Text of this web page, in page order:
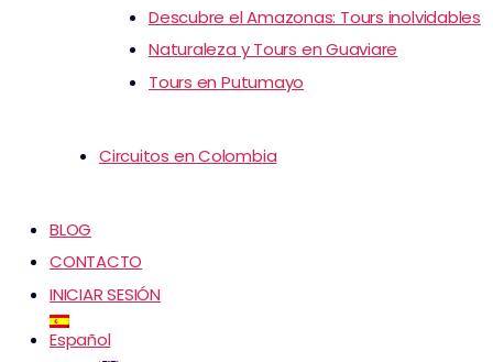
Descubre el Amazonas: Tours inolvidables
Naturaleza y Tours en Guaviare
Tours en Putumayo
Circuitos en Colombia
BLOG
CONTACTO
INICIAR SESIÓN
Español